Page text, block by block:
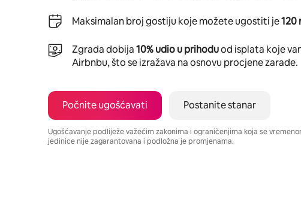
Maksimalan broj gostiju koje možete ugostiti je120
Zgrada dobija10% udio u prihoduod isplata koje
Airbnbu, što se izražava na osnovu procjene zarade.
Počnite ugošćavati Postanite stanar
Ugošćavanje podliježe važećim zakonima i ograničenjima koja se
jedinice nije zagarantovana i podložna je promjenama.